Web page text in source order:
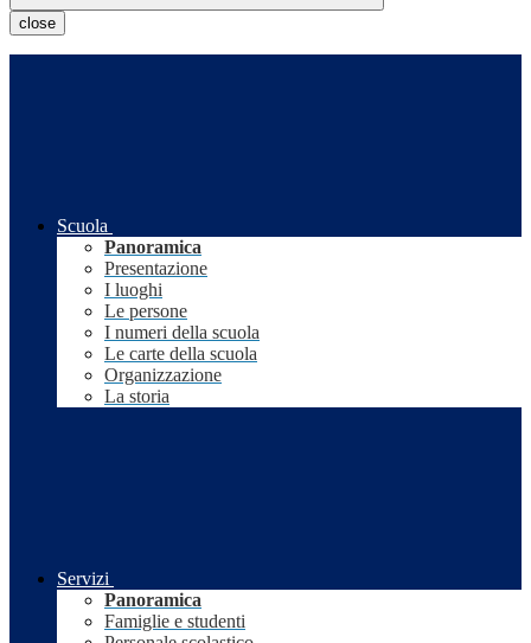
close
Scuola
Panoramica
Presentazione
I luoghi
Le persone
I numeri della scuola
Le carte della scuola
Organizzazione
La storia
Servizi
Panoramica
Famiglie e studenti